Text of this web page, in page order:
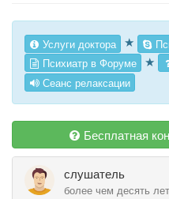
Услуги доктора ★
Психиатр в Форуме ★
Сеанс релаксации
Бесплатная
слушатель
более чем десять